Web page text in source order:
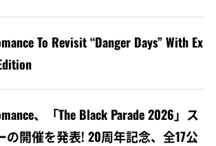
To Revisit “Danger Days” With Ex
、「The Black Parade 2026」ス
の開催を発表! 20周年記念、全17公